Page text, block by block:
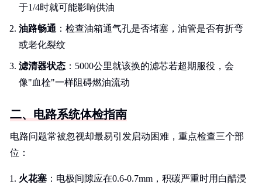
于1/4时就可能影响供油
油路畅通 ：检查油箱通气孔是否堵塞，油管是否有折弯
或老化裂纹
滤清器状态 ：5000公里就该换的滤芯若超期服役，会
像"血栓"一样阻碍燃油流动
二、电路系统体检指南
电路问题常被忽视却最易引发启动困难，重点检查三个部
位：
火花塞 ：电极间隙应在0.6-0.7mm，积碳严重时用白醋浸